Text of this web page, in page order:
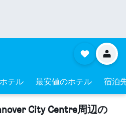
テル 最安値のホテル 宿泊
City Centre周辺の